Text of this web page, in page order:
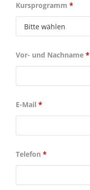
Kursprogramm*
Vor- und Nachname*
E-Mail*
Telefon*